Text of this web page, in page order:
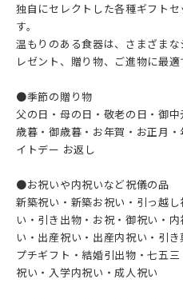
独自にセレクトした各種ギフト
す。
温もりのある食器は、さまざま
レゼント、贈り物、ご進物に最適
●季節の贈り物
父の日・母の日・敬老の日・御
歳暮・御歳暮・お年賀・お正月
イトデー お返し
●お祝いや内祝いなど祝儀の品
新築祝い・新築お祝い・引っ越
い・引き出物・お祝・御祝い・
い・出産祝い・出産内祝い・引
プチギフト・結婚引出物・七五
祝い・入学内祝い・成人祝い